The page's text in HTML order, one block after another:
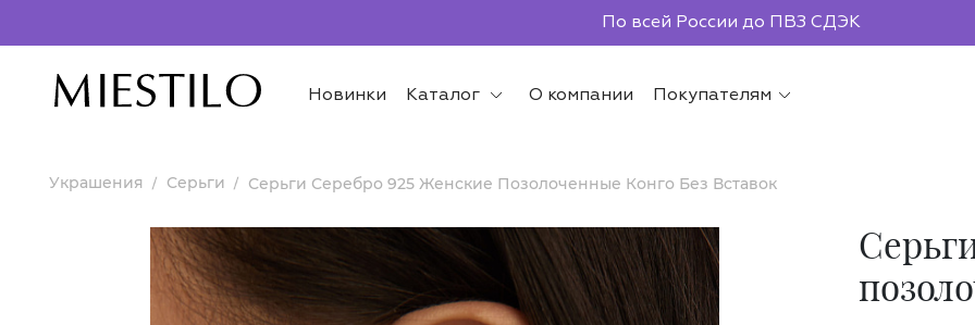
По всей России до ПВЗ СДЭК
Новинки Каталог О компании Покупателям
Украшения Серьги Серьги Серебро 925 Женские Позолоченные Конго Без Вставок